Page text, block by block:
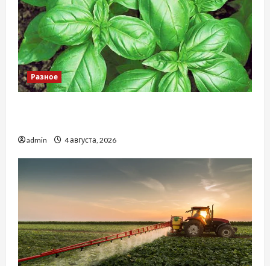
Разное
admin 4 августа, 2026